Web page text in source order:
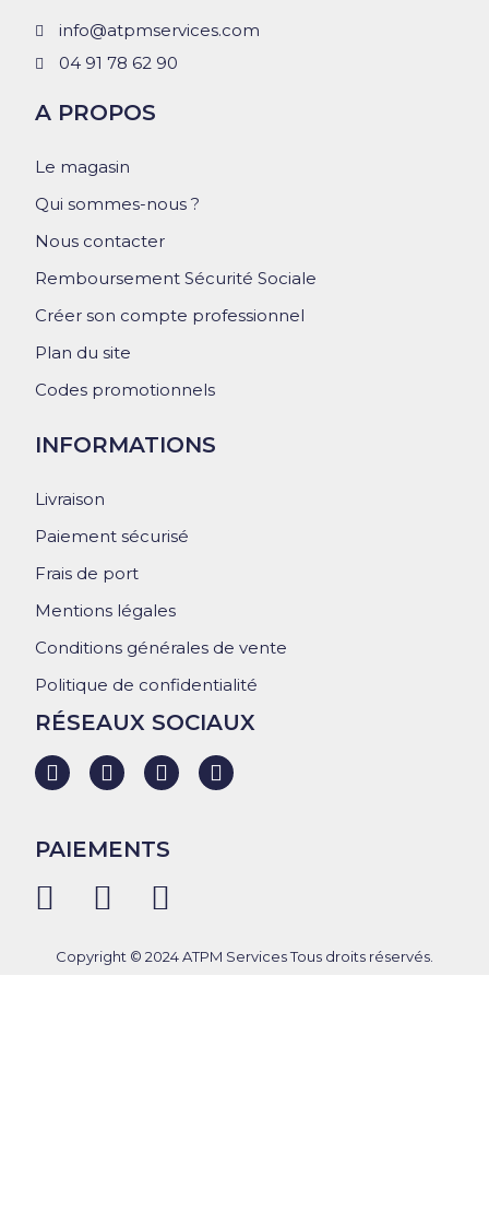
info@atpmservices.com
04 91 78 62 90
A PROPOS
Le magasin
Qui sommes-nous ?
Nous contacter
Remboursement Sécurité Sociale
Créer son compte professionnel
Plan du site
Codes promotionnels
INFORMATIONS
Livraison
Paiement sécurisé
Frais de port
Mentions légales
Conditions générales de vente
Politique de confidentialité
RÉSEAUX SOCIAUX
PAIEMENTS
Copyright © 2024 ATPM Services Tous droits réservés.